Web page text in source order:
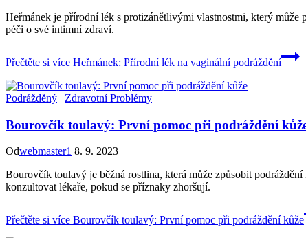
Heřmánek je přírodní lék s protizánětlivými vlastnostmi, který
péči o své intimní zdraví.
Přečtěte si více Heřmánek: Přírodní lék na vaginální podráždění
Podrážděný | Zdravotní Problémy
Bourovčík toulavý: První pomoc při podráždění
Odwebmaster1 8. 9. 2023
Bourovčík toulavý je běžná rostlina, která může způsobit
konzultovat lékaře, pokud se příznaky zhoršují.
Přečtěte si více Bourovčík toulavý: První pomoc při podráždění kůže